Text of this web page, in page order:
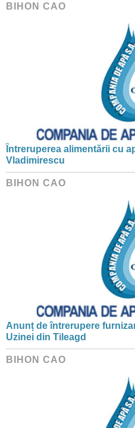
BIHON CAO
Întreruperea alimentării cu
Vladimirescu
BIHON CAO
Anunț de întrerupere
Uzinei din Tileagd
BIHON CAO